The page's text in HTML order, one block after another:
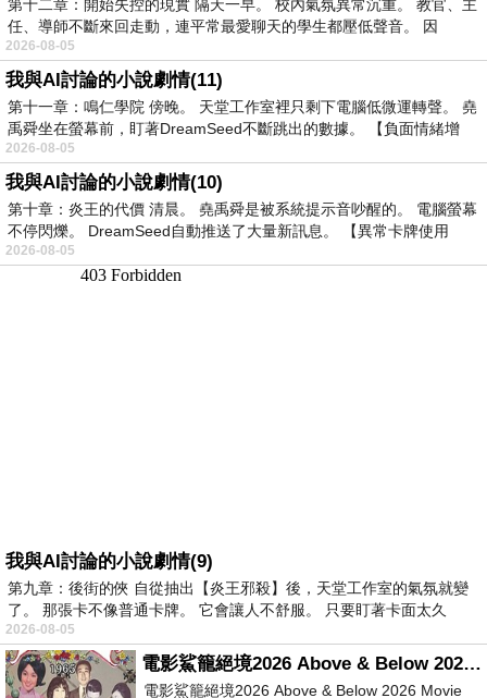
第十二章：開始失控的現實 隔天一早。 校內氣氛異常沉重。 教官、主
任、導師不斷來回走動，連平常最愛聊天的學生都壓低聲音。 因
2026-08-05
我與AI討論的小說劇情(11)
第十一章：鳴仁學院 傍晚。 天堂工作室裡只剩下電腦低微運轉聲。 堯
禹舜坐在螢幕前，盯著DreamSeed不斷跳出的數據。 【負面情緒增
2026-08-05
我與AI討論的小說劇情(10)
第十章：炎王的代價 清晨。 堯禹舜是被系統提示音吵醒的。 電腦螢幕
不停閃爍。 DreamSeed自動推送了大量新訊息。 【異常卡牌使用
2026-08-05
我與AI討論的小說劇情(9)
第九章：後街的俠 自從抽出【炎王邪殺】後，天堂工作室的氣氛就變
了。 那張卡不像普通卡牌。 它會讓人不舒服。 只要盯著卡面太久
2026-08-05
電影鯊籠絕境2026 Above & Below 2026 Movie
電影鯊籠絕境2026 Above & Below 2026 Movie